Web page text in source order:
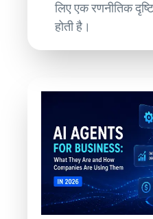
लिए एक रणनीतिक
होती है।